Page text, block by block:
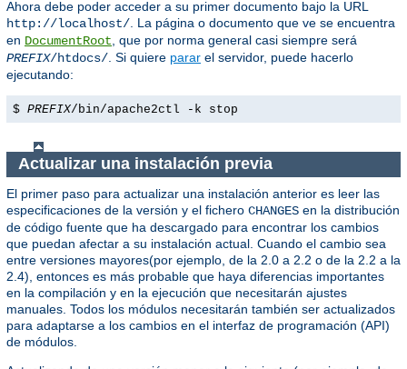
Ahora debe poder acceder a su primer documento bajo la URL
http://localhost/ . La página o documento que ve se encuentra
en DocumentRoot , que por norma general casi siempre será
PREFIX/htdocs/ . Si quiere parar el servidor, puede hacerlo
ejecutando:
$ PREFIX/bin/apache2ctl -k stop
Actualizar una instalación previa
El primer paso para actualizar una instalación anterior es leer las
especificaciones de la versión y el fichero CHANGES en la distribución
de código fuente que ha descargado para encontrar los cambios
que puedan afectar a su instalación actual. Cuando el cambio sea
entre versiones mayores(por ejemplo, de la 2.0 a 2.2 o de la 2.2 a la
2.4), entonces es más probable que haya diferencias importantes
en la compilación y en la ejecución que necesitarán ajustes
manuales. Todos los módulos necesitarán también ser actualizados
para adaptarse a los cambios en el interfaz de programación (API)
de módulos.